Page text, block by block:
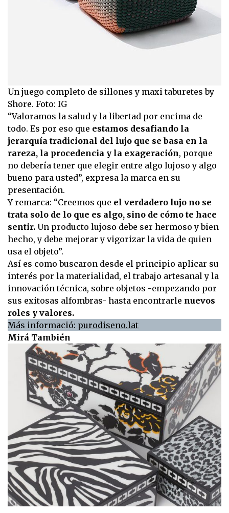
Un juego completo de sillones y maxi taburetes by
Shore. Foto: IG
“Valoramos la salud y la libertad por encima de
todo. Es por eso que estamos desafiando la
jerarquía tradicional del lujo que se basa en la
rareza, la procedencia y la exageración, porque
no debería tener que elegir entre algo lujoso y algo
bueno para usted”, expresa la marca en su
presentación.
Y remarca: “Creemos que el verdadero lujo no se
trata solo de lo que es algo, sino de cómo te hace
sentir. Un producto lujoso debe ser hermoso y bien
hecho, y debe mejorar y vigorizar la vida de quien
usa el objeto”.
Así es como buscaron desde el principio aplicar su
interés por la materialidad, el trabajo artesanal y la
innovación técnica, sobre objetos -empezando por
sus exitosas alfombras- hasta encontrarle nuevos
roles y valores.
Más informació: purodiseno.lat
Mirá También